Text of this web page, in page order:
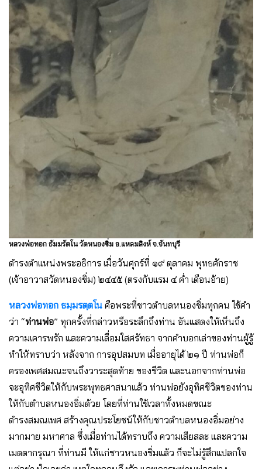
หลวงพ่อทอก ธัมมรัตโน วัดหนองซิ่ม อ.แหลมสิงห์ จ.จันทบุรี
ดํารงตําแหน่งพระอธิการ เมื่อวันศุกร์ที่ ๑๙ ตุลาคม พุทธศักราช
(เจ้าอาวาสวัดหนองชิ่ม) ๒๔๔๕ (ตรงกับแรม ๔ ค่ำ เดือนอ้าย)
หลวงพ่อทอก ธมฺมรตฺตโน คือพระที่ชาวตําบลหนองชิ่มทุกคน ใช้คํา
ว่า “ท่านพ่อ” ทุกครั้งที่กล่าวหรือระลึกถึงท่าน อันแสดงให้เห็นถึง
ความเคารพรัก และความเลื่อมใสศรัทธา จากคําบอกเล่าของท่านผู้รู้
ทําให้ทราบว่า หลังจาก การอุปสมบท เมื่ออายุได้ ๒๑ ปี ท่านพ่อก็
ครองเพศสมณะจนถึงวาระสุดท้าย ของชีวิต และนอกจากท่านพ่อ
จะอุทิศชีวิตให้กับพระพุทธศาสนาแล้ว ท่านพ่อยังอุทิศชีวิตของท่าน
ให้กับตําบลหนองอิ่มด้วย โดยที่ท่านใช้เวลาทั้งหมดขณะ
ดํารงสมณเพศ สร้างคุณประโยชน์ให้กับชาวตําบลหนองอิ่มอย่าง
มากมาย มหาศาล ซึ่งเมื่อท่านได้ทราบถึง ความเสียสละ และความ
เมตตากรุณา ที่ท่านมี ให้แก่ชาวหนองชิ่มแล้ว ก็จะไม่รู้สึกแปลกใจ